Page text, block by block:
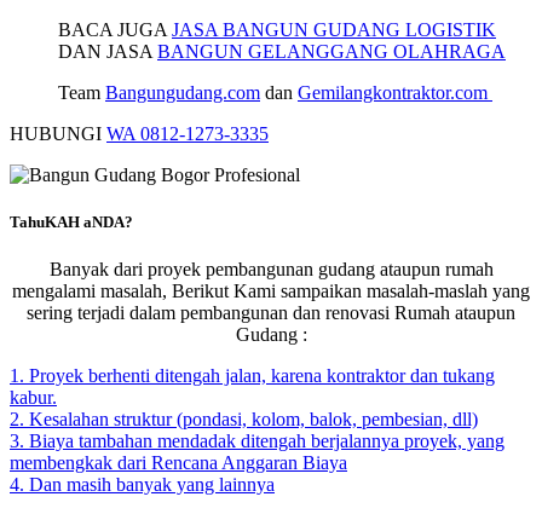
BACA JUGA JASA BANGUN GUDANG LOGISTIK
DAN JASA BANGUN GELANGGANG OLAHRAGA
Team Bangungudang.com dan Gemilangkontraktor.com
HUBUNGI WA 0812-1273-3335
TahuKAH aNDA?
Banyak dari proyek pembangunan gudang ataupun rumah
mengalami masalah, Berikut Kami sampaikan masalah-maslah yang
sering terjadi dalam pembangunan dan renovasi Rumah ataupun
Gudang :
1. Proyek berhenti ditengah jalan, karena kontraktor dan tukang
kabur.
2. Kesalahan struktur (pondasi, kolom, balok, pembesian, dll)
3. Biaya tambahan mendadak ditengah berjalannya proyek, yang
membengkak dari Rencana Anggaran Biaya
4. Dan masih banyak yang lainnya